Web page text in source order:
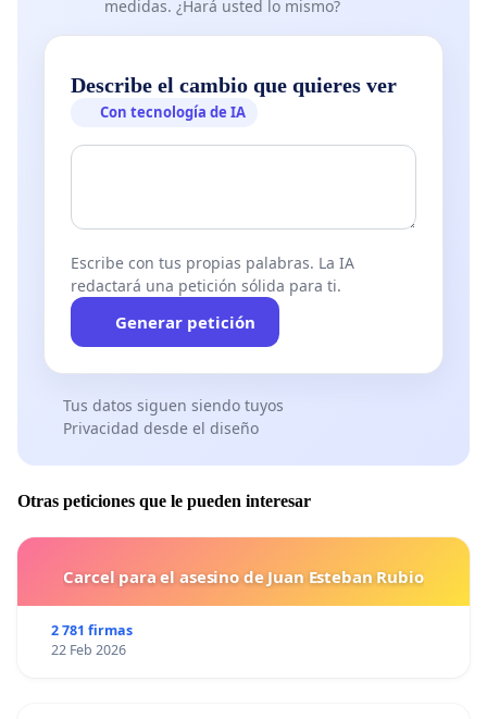
medidas. ¿Hará usted lo mismo?
Describe el cambio que quieres ver
Con tecnología de IA
Escribe con tus propias palabras. La IA
redactará una petición sólida para ti.
Generar petición
Tus datos siguen siendo tuyos
Privacidad desde el diseño
Otras peticiones que le pueden interesar
Carcel para el asesino de Juan Esteban Rubio
2 781 firmas
22 Feb 2026